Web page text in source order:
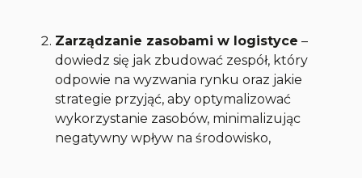
Zarządzanie zasobami w logistyce –
dowiedz się jak zbudować zespół, który
odpowie na wyzwania rynku oraz jakie
strategie przyjąć, aby optymalizować
wykorzystanie zasobów, minimalizując
negatywny wpływ na środowisko,